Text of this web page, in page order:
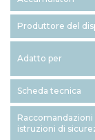
Produttore del
Adatto per
Scheda tecnica
Raccomandazioni
istruzioni di